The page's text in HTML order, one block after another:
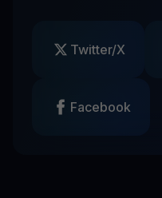
Twitter/X
Facebook